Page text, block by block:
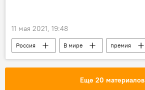
11 мая 2021, 19:48
Россия В мире
премия
Маргарита Симоньян
Еще 20 материалов